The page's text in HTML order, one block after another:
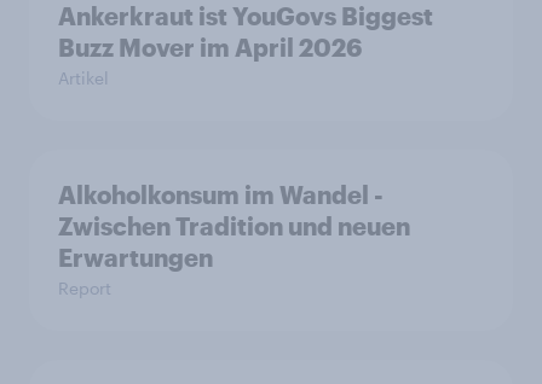
Ankerkraut ist YouGovs Biggest
Buzz Mover im April 2026
Artikel
Alkoholkonsum im Wandel​ -
Zwischen Tradition und neuen
Erwartungen
Report